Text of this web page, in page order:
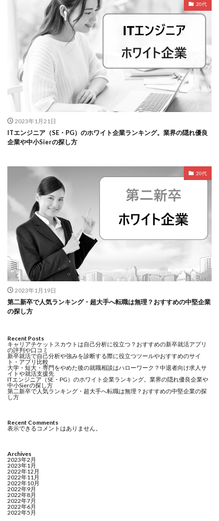
20代
2023年1月21日
ITエンジニア（SE・PG）のホワイト企業ランキング。業界の隠れ優良
企業や中小Sierの探し方
20代
2023年1月19日
第二新卒で人気ランキング・超大手へ転職は無理？おすすめの中堅企業
の探し方
Recent Posts
キャリアチケットスカウトは自己分析に役立つ？おすすめの新卒就活アプリ
の評判や口コミ
新卒就活で自己分析や強みを診断する際に役立つツールやおすすめのサイ
ト・アプリ比較
大学・短大・専門をやめた後の就職相談はハローワーク？中退者向け求人サ
イトや就活支援先
ITエンジニア（SE・PG）のホワイト企業ランキング。業界の隠れ優良企業や
中小Sierの探し方
第二新卒で人気ランキング・超大手へ転職は無理？おすすめの中堅企業の探
し方
Recent Comments
表示できるコメントはありません。
Archives
2023年2月
2023年1月
2022年12月
2022年11月
2022年10月
2022年9月
2022年8月
2022年7月
2022年6月
2022年5月